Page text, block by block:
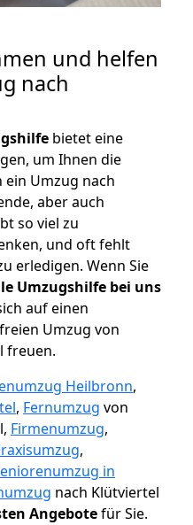
und helfen
nach
bietet eine
um Ihnen die
Umzug nach
aber auch
so viel zu
und oft fehlt
erledigen. Wenn Sie
Umzugshilfe bei uns
auf einen
Umzug von
freuen.
Heilbronn,
, Fernumzug von
Firmenumzug,
,
in
nach Klütviertel
Angebotefür Sie.